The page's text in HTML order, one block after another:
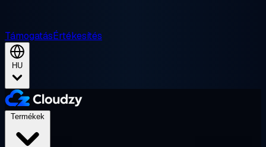
TámogatásÉrtékesítés
HU